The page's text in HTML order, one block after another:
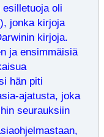
esilletuoja oli
jonka kirjoja
kirjoja.
ja ensimmäisiä
hän piti
ajatusta, joka
seurauksiin